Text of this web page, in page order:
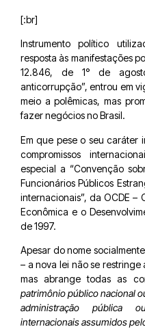
[:br]
Instrumento político
resposta às manifestações
12.846, de 1° de
anticorrupção”, entrou em
meio a polêmicas, mas
fazer negócios no Brasil.
Em que pese o seu caráter
compromissos
especial a “Convenção
Funcionários Públicos
internacionais”, da OCDE
Econômica e o
de 1997.
Apesar do nome
– a nova lei não se
mas abrange todas as
patrimônio público nacional
administração pública
internacionais assumidos